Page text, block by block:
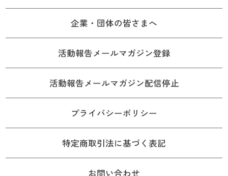
企業・団体の皆さまへ
活動報告メールマガジン登録
活動報告メールマガジン配信停止
プライバシーポリシー
特定商取引法に基づく表記
お問い合わせ